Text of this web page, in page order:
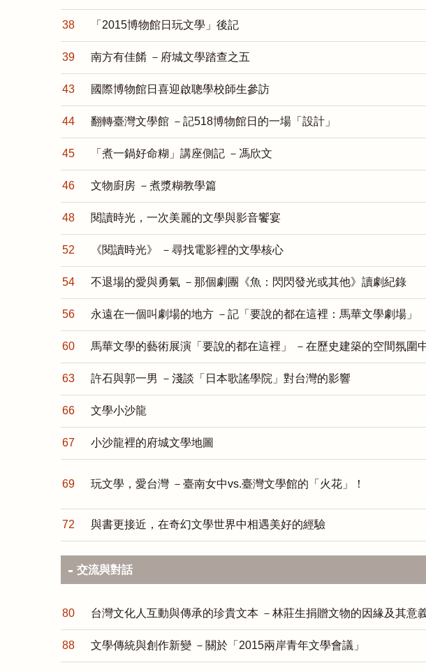
38 「2015博物館日玩文學」後記
39 南方有佳餚 －府城文學踏查之五
43 國際博物館日喜迎啟聰學校師生參訪
44 翻轉臺灣文學館 －記518博物館日的一場「設計」
45 「煮一鍋好命糊」講座側記 －馮欣文
46 文物廚房 －煮漿糊教學篇
48 閱讀時光，一次美麗的文學與影音饗宴
52 《閱讀時光》 －尋找電影裡的文學核心
54 不退場的愛與勇氣 －那個劇團《魚：閃閃發光或其他》讀劇紀錄
56 永遠在一個叫劇場的地方 －記「要說的都在這裡：馬華文學劇場」
60 馬華文學的藝術展演「要說的都在這裡」 －在歷史建築的空間氛圍
63 許石與郭一男 －淺談「日本歌謠學院」對台灣的影響
66 文學小沙龍
67 小沙龍裡的府城文學地圖
69 玩文學，愛台灣 －臺南女中vs.臺灣文學館的「火花」！
72 與書更接近，在奇幻文學世界中相遇美好的經驗
交流與對話
80 台灣文化人互動與傳承的珍貴文本 －林莊生捐贈文物的因緣及其意
88 文學傳統與創作新變 －關於「2015兩岸青年文學會議」